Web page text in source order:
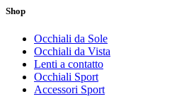
Shop
Occhiali da Sole
Occhiali da Vista
Lenti a contatto
Occhiali Sport
Accessori Sport